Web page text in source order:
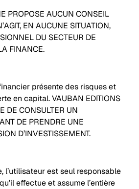
PROPOSE AUCUN CONSEIL
EN AUCUNE SITUATION,
DU SECTEUR DE
FINANCE.
présente des risques et
en capital. VAUBAN EDITIONS
DE CONSULTER UN
DE PRENDRE UNE
D’INVESTISSEMENT.
l’utilisateur est seul responsable
effectue et assume l’entière